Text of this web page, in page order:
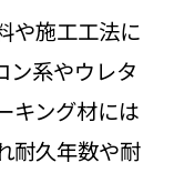
や施工工法に
ン系やウレタ
キング材には
耐久年数や耐